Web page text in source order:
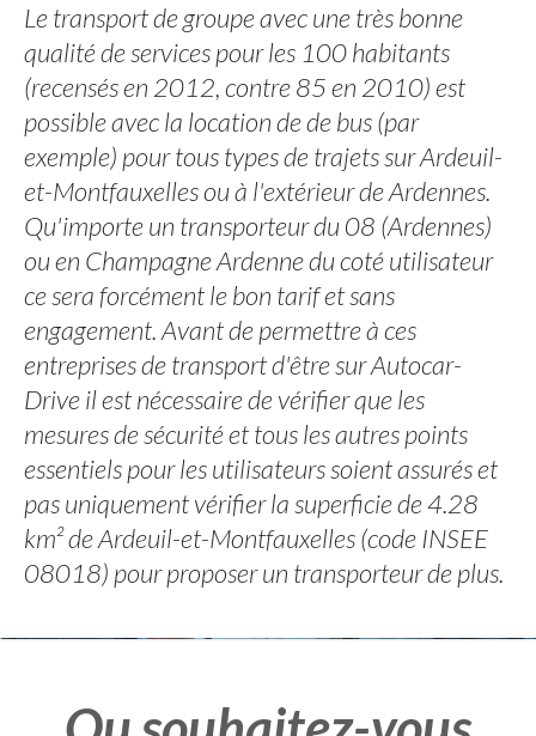
Le transport de groupe avec une très bonne
qualité de services pour les 100 habitants
(recensés en 2012, contre 85 en 2010) est
possible avec la location de de bus (par
exemple) pour tous types de trajets sur Ardeuil-
et-Montfauxelles ou à l'extérieur de Ardennes.
Qu'importe un transporteur du 08 (Ardennes)
ou en Champagne Ardenne du coté utilisateur
ce sera forcément le bon tarif et sans
engagement. Avant de permettre à ces
entreprises de transport d'être sur Autocar-
Drive il est nécessaire de vérifier que les
mesures de sécurité et tous les autres points
essentiels pour les utilisateurs soient assurés et
pas uniquement vérifier la superficie de 4.28
km² de Ardeuil-et-Montfauxelles (code INSEE
08018) pour proposer un transporteur de plus.